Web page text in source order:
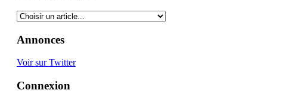
Annonces
Voir sur Twitter
Connexion